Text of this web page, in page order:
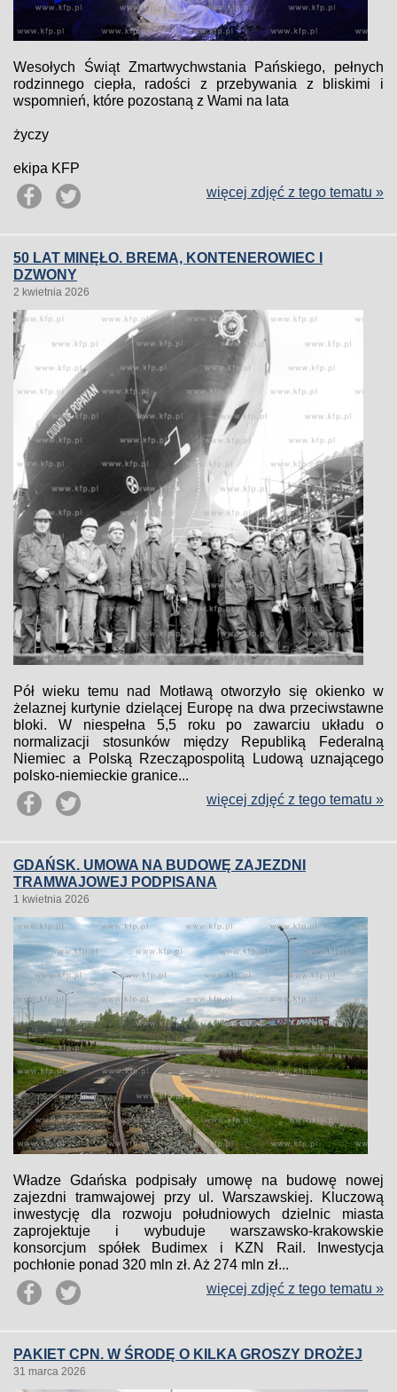
Wesołych Świąt Zmartwychwstania Pańskiego, pełnych
rodzinnego ciepła, radości z przebywania z bliskimi i
wspomnień, które pozostaną z Wami na lata
życzy
ekipa KFP
więcej zdjęć z tego tematu »
50 LAT MINĘŁO. BREMA, KONTENEROWIEC I
DZWONY
2 kwietnia 2026
Pół wieku temu nad Motławą otworzyło się okienko w
żelaznej kurtynie dzielącej Europę na dwa przeciwstawne
bloki. W niespełna 5,5 roku po zawarciu układu o
normalizacji stosunków między Republiką Federalną
Niemiec a Polską Rzecząpospolitą Ludową uznającego
polsko-niemieckie granice...
więcej zdjęć z tego tematu »
GDAŃSK. UMOWA NA BUDOWĘ ZAJEZDNI
TRAMWAJOWEJ PODPISANA
1 kwietnia 2026
Władze Gdańska podpisały umowę na budowę nowej
zajezdni tramwajowej przy ul. Warszawskiej. Kluczową
inwestycję dla rozwoju południowych dzielnic miasta
zaprojektuje i wybuduje warszawsko-krakowskie
konsorcjum spółek Budimex i KZN Rail. Inwestycja
pochłonie ponad 320 mln zł. Aż 274 mln zł...
więcej zdjęć z tego tematu »
PAKIET CPN. W ŚRODĘ O KILKA GROSZY DROŻEJ
31 marca 2026